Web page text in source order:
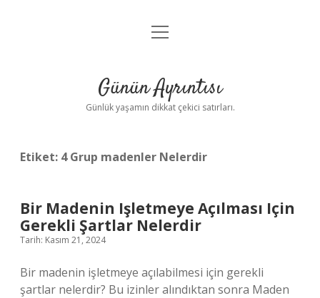
Anasayfa
Yasal Uyarı
menüyü
Günün Ayrıntısı
Günlük yaşamın dikkat çekici satırları.
Etiket: 4 Grup madenler Nelerdir
Bir Madenin Işletmeye Açılması Için
Gerekli Şartlar Nelerdir
Tarih: Kasım 21, 2024
Bir madenin işletmeye açılabilmesi için gerekli
şartlar nelerdir? Bu izinler alındıktan sonra Maden